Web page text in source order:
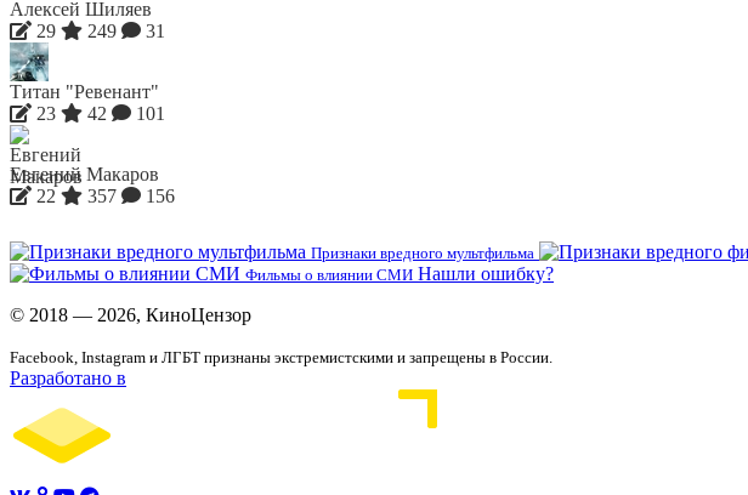
Алексей Шиляев
29
249 31
Титан "Ревенант"
23
42 101
Евгений Макаров
22
357
156
Признаки вредного мультфильма
Фильмы о влиянии СМИ Нашли ошибку?
© 2018 — 2026, КиноЦензор
Facebook, Instagram и ЛГБТ признаны экстремистскими и запрещены в России.
Разработано в